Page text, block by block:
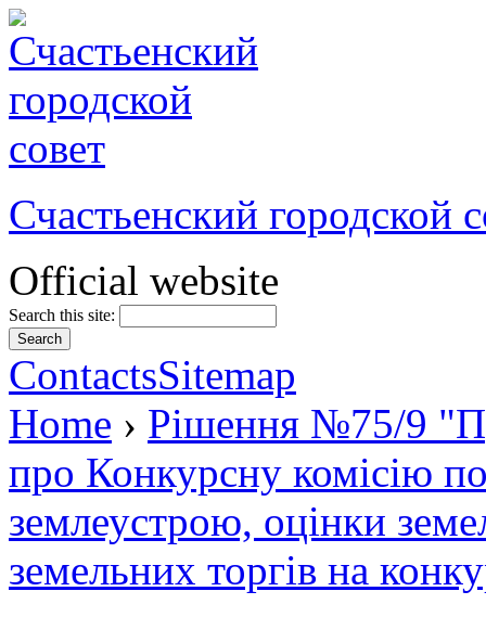
Счастьенский городской
Official website
Search this site:
ContactsSitemap
Home › Рішення №75/9
про Конкурсну комісію по
землеустрою, оцінки
земельних торгів на